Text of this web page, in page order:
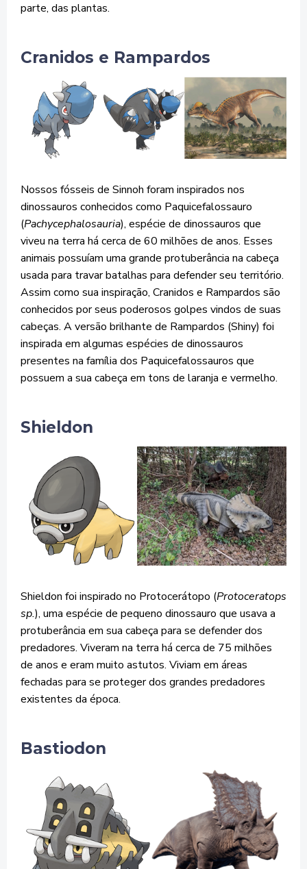
parte, das plantas.
Cranidos e Rampardos
Nossos fósseis de Sinnoh foram inspirados nos
dinossauros conhecidos como Paquicefalossauro
(Pachycephalosauria), espécie de dinossauros que
viveu na terra há cerca de 60 milhões de anos. Esses
animais possuíam uma grande protuberância na cabeça
usada para travar batalhas para defender seu território.
Assim como sua inspiração, Cranidos e Rampardos são
conhecidos por seus poderosos golpes vindos de suas
cabeças. A versão brilhante de Rampardos (Shiny) foi
inspirada em algumas espécies de dinossauros
presentes na família dos Paquicefalossauros que
possuem a sua cabeça em tons de laranja e vermelho.
Shieldon
Shieldon foi inspirado no Protocerátopo (Protoceratops
sp.), uma espécie de pequeno dinossauro que usava a
protuberância em sua cabeça para se defender dos
predadores. Viveram na terra há cerca de 75 milhões
de anos e eram muito astutos. Viviam em áreas
fechadas para se proteger dos grandes predadores
existentes da época.
Bastiodon